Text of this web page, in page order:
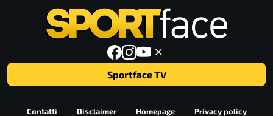
Sportface TV
Contatti Disclaimer Homepage Privacy policy